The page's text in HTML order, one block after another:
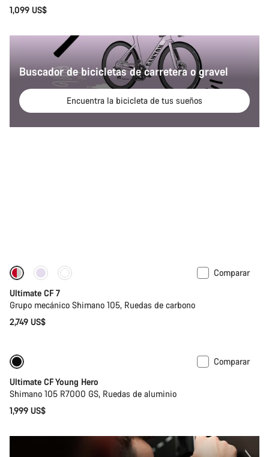
1,099 US$
Buscador de bicicletas de carretera o gravel
Encuentra la bicicleta de tus sueños
Disponible
Comparar
Ultimate CF 7
Grupo mecánico Shimano 105, Ruedas de carbono
2,749 US$
Comparar
Ultimate CF Young Hero
Shimano 105 R7000 GS, Ruedas de aluminio
1,999 US$